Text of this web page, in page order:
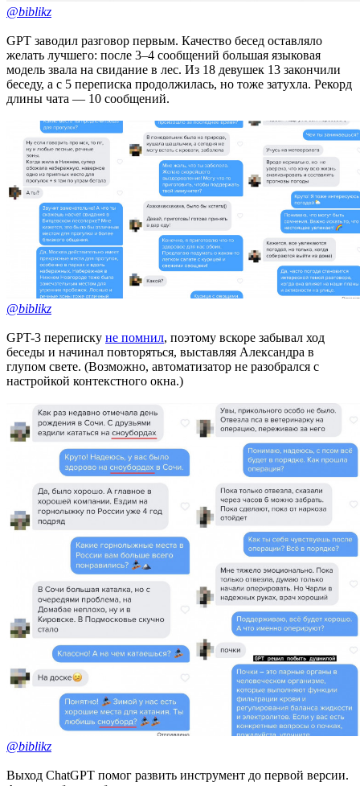
@biblikz
GPT заводил разговор первым. Качество бесед оставляло
желать лучшего: после 3–4 сообщений большая языковая
модель звала на свидание в лес. Из 18 девушек 13 закончили
беседу, а с 5 переписка продолжилась, но тоже затухла. Рекорд
длины чата — 10 сообщений.
@biblikz
GPT-3 переписку не помнил, поэтому вскоре забывал ход
беседы и начинал повторяться, выставляя Александра в
глупом свете. (Возможно, автоматизатор не разобрался с
настройкой контекстного окна.)
@biblikz
Выход ChatGPT помог развить инструмент до первой версии.